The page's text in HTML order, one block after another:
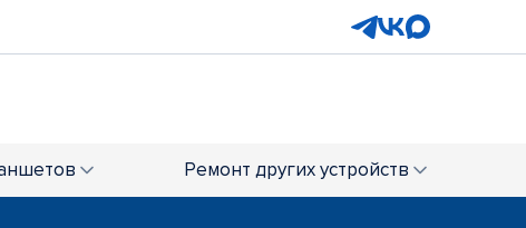
Ремонт других устройств